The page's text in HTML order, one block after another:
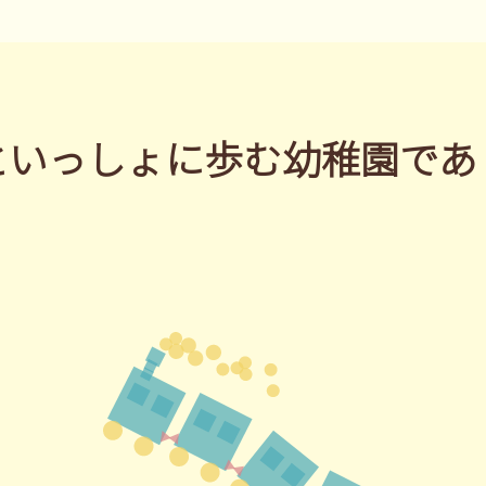
っしょに歩む幼稚園で